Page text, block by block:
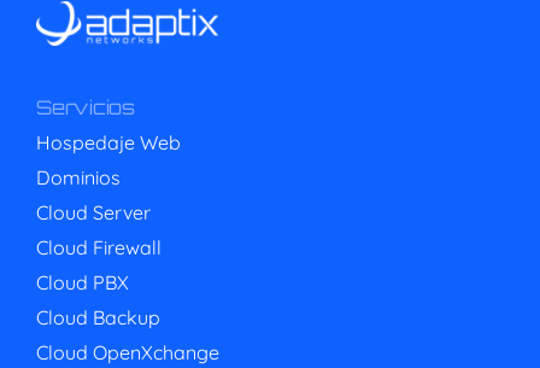
Servicios
Hospedaje Web
Dominios
Cloud Server
Cloud Firewall
Cloud PBX
Cloud Backup
Cloud OpenXchange